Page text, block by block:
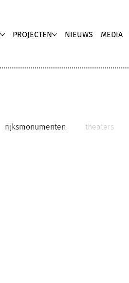
PROJECTEN NIEUWS MEDIA
rijksmonumenten theaters